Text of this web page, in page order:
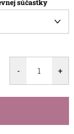
súčastky